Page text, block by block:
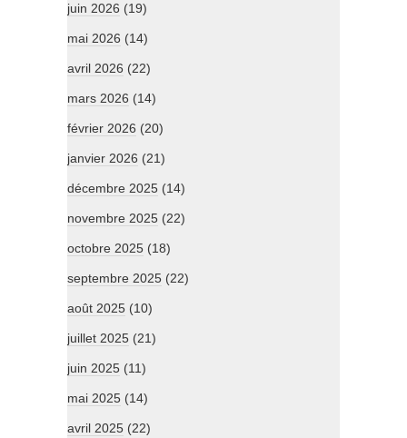
juin 2026 (19)
mai 2026 (14)
avril 2026 (22)
mars 2026 (14)
février 2026 (20)
janvier 2026 (21)
décembre 2025 (14)
novembre 2025 (22)
octobre 2025 (18)
septembre 2025 (22)
août 2025 (10)
juillet 2025 (21)
juin 2025 (11)
mai 2025 (14)
avril 2025 (22)